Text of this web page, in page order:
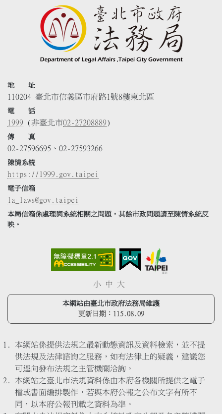
地 址
110204 臺北市信義區市府路1號8樓東北區
電 話
1999 (非臺北市02-27208889)
傳 真
02-27596695、02-27593266
陳情系統
https://1999.gov.taipei
電子信箱
la_laws@gov.taipei
本局信箱係處理與系統相關之問題，其餘市政問題請至陳情系統反
映。
小 中 大
本網站由臺北市政府法務局維護
更新日期： 115.08.09
本網站係提供法規之最新動態資訊及資料檢索，並不提
供法規及法律諮詢之服務，如有法律上的疑義，建議您
可逕向發布法規之主管機關洽詢。
本網站之臺北市法規資料係由本府各機關所提供之電子
檔或書面編排製作，若與本府公報之公布文字有所不
同，以本府公報刊載之資料為準。